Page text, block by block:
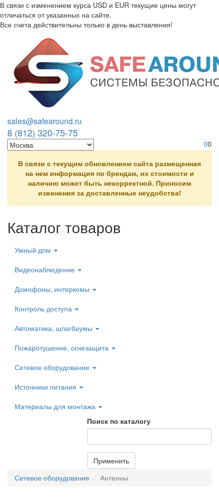
В связи с изменением курса USD и EUR текущие цены могут
отличаться от указанных на сайте.
Все счета действительны только в день выставления!
sales@safearound.ru
8 (812) 320-75-75
0
0
В связи с текущим обновлением сайта размещенная
на нем информация по брендам, их стоимости и
наличию может быть некорректной. Приносим
извинения за доставленные неудобства!
Каталог товаров
Умный дом
Видеонаблюдение
Домофоны, интеркомы
Контроль доступа
Автоматика, шлагбаумы
Пожаротушение, огнезащита
Сетевое оборудование
Источники питания
Материалы для монтажа
Поиск по каталогу
Применить
Сетевое оборудование
Антенны